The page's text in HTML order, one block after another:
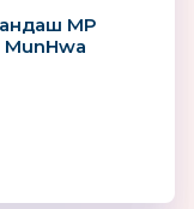
MP
MunHwa